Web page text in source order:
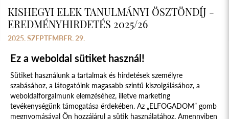
KISHEGYI ELEK TANULMÁNYI ÖSZTÖNDÍJ -
EREDMÉNYHIRDETÉS 2025/26
2025. SZEPTEMBER. 29.
Ez a weboldal sütiket használ!
Sütiket használunk a tartalmak és hirdetések személyre
szabásához, a látogatóink magasabb szintű kiszolgálásához, a
weboldalforgalmunk elemzéséhez, illetve marketing
tevékenységünk támogatása érdekében. Az „ELFOGADOM” gomb
megnyomásával Ön hozzájárul a sütik használatához. Amennyiben